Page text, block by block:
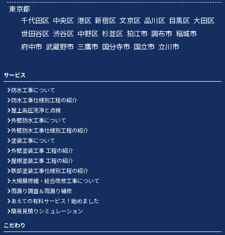
東京都
千代田区 中央区 港区 新宿区 文京区 品川区 目黒区 大田区
世田谷区 渋谷区 中野区 杉並区 狛江市 調布市 稲城市
府中市 武蔵野市 三鷹市 国分寺市 国立市 立川市
サービス
防水工事について
防水工事仕様別工程の紹介
屋上高圧洗浄と点検
外壁防水工事について
外壁防水工事仕様別工程の紹介
塗装工事について
外壁塗装工事 工程の紹介
屋根塗装工事 工程の紹介
鉄部塗装工事仕様別工程の紹介
大規模修繕・総合改修工事について
雨漏り調査＆雨漏り補修
あえての有料サービス！始めました
簡易見積りシミュレーション
こだわり